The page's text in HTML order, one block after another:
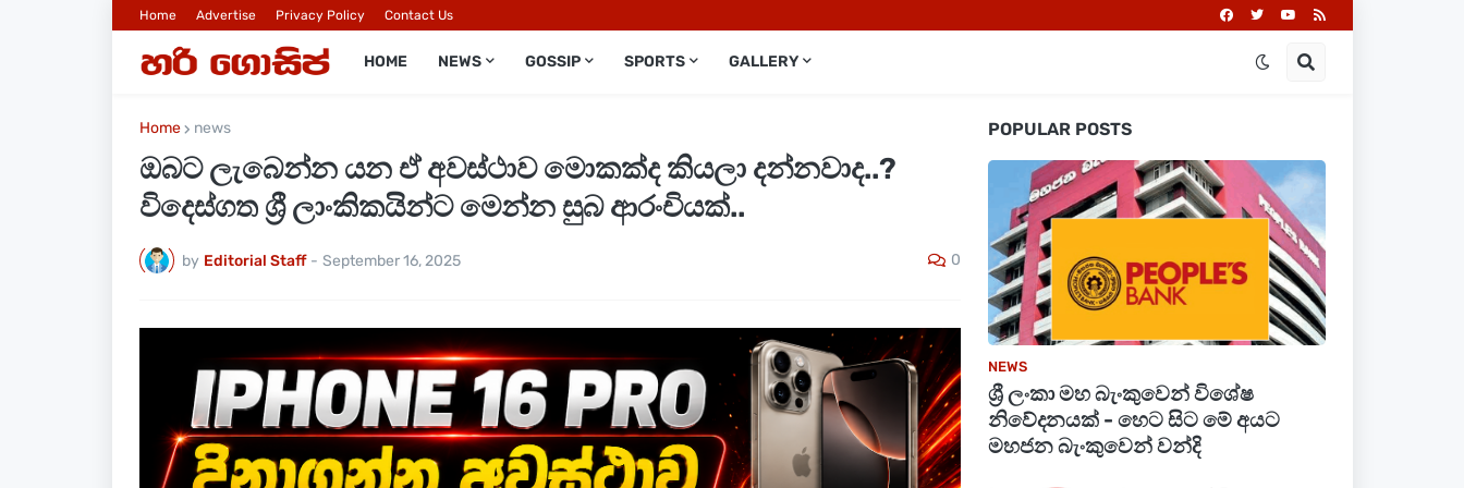
Home Advertise Privacy Policy Contact Us
HOME NEWS GOSSIP SPORTS GALLERY
Home news
ඔබට ලැබෙන්න යන ඒ අවස්ථාව මොකක්ද කියලා දන්නවාද..?
විදෙස්ගත ශ්‍රී ලාංකිකයින්ට මෙන්න සුබ ආරංචියක්..
by Editorial Staff - September 16, 2025 0
POPULAR POSTS
NEWS
ශ්‍රී ලංකා මහ බැංකුවෙන් විශේෂ
නිවේදනයක් - හෙට සිට මේ අයට
මහජන බැංකුවෙන් වන්දි